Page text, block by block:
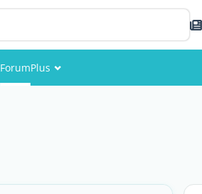
ForumPlus